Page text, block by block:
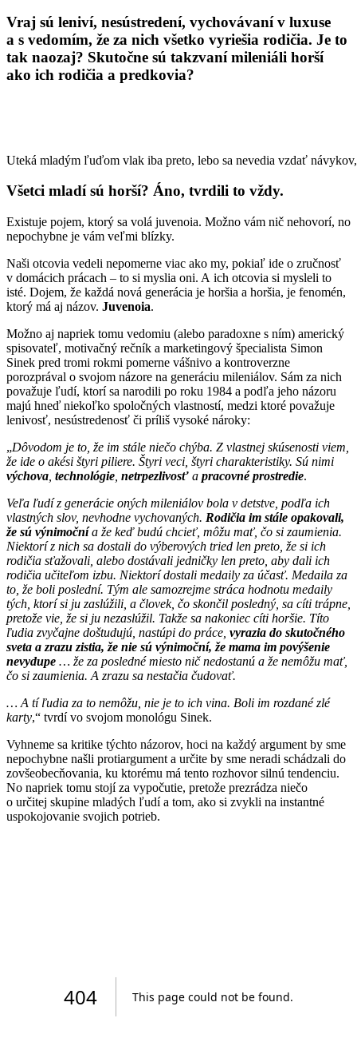
Vraj sú leniví, nesústredení, vychovávaní v luxuse
a s vedomím, že za nich všetko vyriešia rodičia. Je to
tak naozaj? Skutočne sú takzvaní mileniáli horší
ako ich rodičia a predkovia?
Uteká mladým ľuďom vlak iba preto, lebo sa nevedia vzdať
Všetci mladí sú horší? Áno, tvrdili to vždy.
Existuje pojem, ktorý sa volá juvenoia. Možno vám nič nehovorí, no
nepochybne je vám veľmi blízky.
Naši otcovia vedeli nepomerne viac ako my, pokiaľ ide o zručnosť
v domácich prácach – to si myslia oni. A ich otcovia si mysleli to
isté. Dojem, že každá nová generácia je horšia a horšia, je fenomén,
ktorý má aj názov. Juvenoia.
Možno aj napriek tomu vedomiu (alebo paradoxne s ním) americký
spisovateľ, motivačný rečník a marketingový špecialista Simon
Sinek pred tromi rokmi pomerne vášnivo a kontroverzne
porozprával o svojom názore na generáciu mileniálov. Sám za nich
považuje ľudí, ktorí sa narodili po roku 1984 a podľa jeho názoru
majú hneď niekoľko spoločných vlastností, medzi ktoré považuje
lenivosť, nesústredenosť či príliš vysoké nároky:
„Dôvodom je to, že im stále niečo chýba. Z vlastnej skúsenosti viem,
že ide o akési štyri piliere. Štyri veci, štyri charakteristiky. Sú nimi
výchova technológie netrpezlivosť a pracovné prostredie.
Veľa ľudí z generácie oných mileniálov bola v detstve, podľa ich
vlastných slov, nevhodne vychovaných. Rodičia im stále opakovali,
že sú výnimočnía že keď budú chcieť, môžu mať, čo si zaumienia.
Niektorí z nich sa dostali do výberových tried len preto, že si ich
rodičia sťažovali, alebo dostávali jedničky len preto, aby dali ich
rodičia učiteľom izbu. Niektorí dostali medaily za účasť. Medaila za
to, že boli poslední. Tým ale samozrejme stráca hodnotu medaily
tých, ktorí si ju zaslúžili, a človek, čo skončil posledný, sa cíti trápne,
pretože vie, že si ju nezaslúžil. Takže sa nakoniec cíti horšie. Títo
ľudia zvyčajne doštudujú, nastúpi do práce, vyrazia do skutočného
sveta a zrazu zistia, že nie sú výnimoční, že mama im povýšenie
nevydupe … že za posledné miesto nič nedostanú a že nemôžu mať,
čo si zaumienia. A zrazu sa nestačia čudovať.
… A tí ľudia za to nemôžu, nie je to ich vina. Boli im rozdané zlé
karty,“ tvrdí vo svojom monológu Sinek.
Vyhneme sa kritike týchto názorov, hoci na každý argument by sme
nepochybne našli protiargument a určite by sme neradi schádzali do
zovšeobecňovania, ku ktorému má tento rozhovor silnú tendenciu.
No napriek tomu stojí za vypočutie, pretože prezrádza niečo
o určitej skupine mladých ľudí a tom, ako si zvykli na instantné
uspokojovanie svojich potrieb.